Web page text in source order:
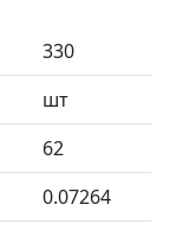
330
шт
62
0.07264